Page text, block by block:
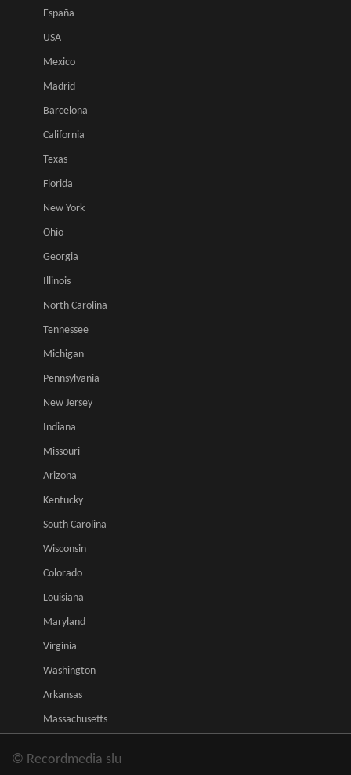
España
USA
Mexico
Madrid
Barcelona
California
Texas
Florida
New York
Ohio
Georgia
Illinois
North Carolina
Tennessee
Michigan
Pennsylvania
New Jersey
Indiana
Missouri
Arizona
Kentucky
South Carolina
Wisconsin
Colorado
Louisiana
Maryland
Virginia
Washington
Arkansas
Massachusetts
© Recordmedia slu